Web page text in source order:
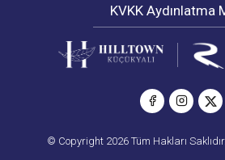
KVKK Aydınlatma
© Copyright 2026 Tüm Hakları